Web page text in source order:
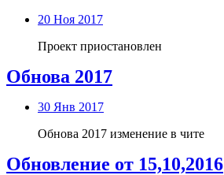
20 Ноя 2017
Проект приостановлен
Обнова 2017
30 Янв 2017
Обнова 2017 изменение в чите
Обновление от 15,10,2016